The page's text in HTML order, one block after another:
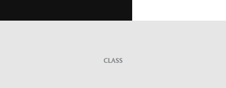
CLASS